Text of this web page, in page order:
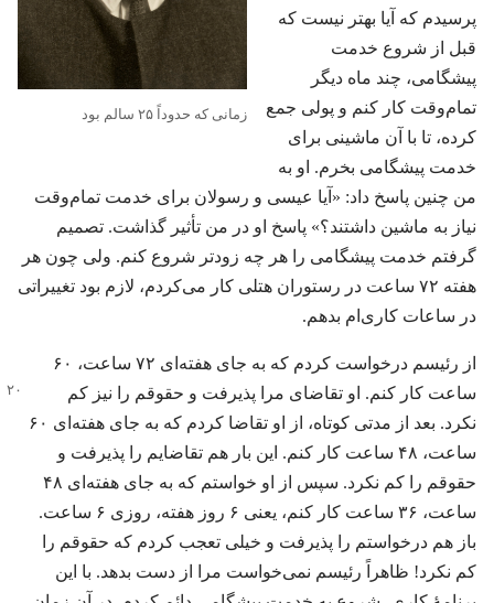
زمانی که حدوداً ۲۵ سالم بود
پرسیدم که آیا بهتر نیست که
قبل از شروع خدمت
پیشگامی،‏ چند ماه دیگر
تمام‌وقت کار کنم و پولی جمع
کرده،‏ تا با آن ماشینی برای
خدمت پیشگامی بخرم.‏ او به
من چنین پاسخ داد:‏ «آیا عیسی و رسولان برای خدمت تمام‌وقت
نیاز به ماشین داشتند؟‏» پاسخ او در من تأثیر گذاشت.‏ تصمیم
گرفتم خدمت پیشگامی را هر چه زودتر شروع کنم.‏ ولی چون هر
هفته ۷۲ ساعت در رستوران هتلی کار می‌کردم،‏ لازم بود تغییراتی
در ساعات کاری‌ام بدهم.‏
از رئیسم درخواست کردم که به جای هفته‌ای ۷۲ ساعت،‏ ۶۰
ساعت کار کنم.‏ او تقاضای مرا پذیرفت و حقوقم را نیز کم
نکرد.‏ بعد از مدتی کوتاه،‏ از او تقاضا کردم که به جای هفته‌ای ۶۰
ساعت،‏ ۴۸ ساعت کار کنم.‏ این بار هم تقاضایم را پذیرفت و
حقوقم را کم نکرد.‏ سپس از او خواستم که به جای هفته‌ای ۴۸
ساعت،‏ ۳۶ ساعت کار کنم،‏ یعنی ۶ روز هفته،‏ روزی ۶ ساعت.‏
باز هم درخواستم را پذیرفت و خیلی تعجب کردم که حقوقم را
کم نکرد!‏ ظاهراً رئیسم نمی‌خواست مرا از دست بدهد.‏ با این